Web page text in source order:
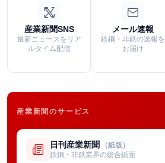
産業新聞SNS
最新ニュースをリア
ルタイム配信
メール速報
鉄鋼・非鉄の速報を
お届け
産業新聞のサービス
日刊産業新聞 （紙版）
鉄鋼・非鉄業界の総合紙面